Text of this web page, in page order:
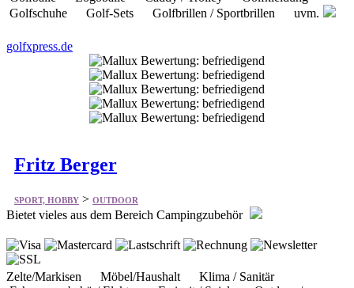
golfxpress.de
Fritz Berger
SPORT, HOBBY>OUTDOOR
Bietet vieles aus dem Bereich Campingzubehör
Zelte/Markisen Möbel/Haushalt Klima / Sanitär
Fahrzeugzubehör/ Elektro Freizeit / Spiele Outdoor /
Trekking Camper Kids Mode für Sie Mode für Ihn